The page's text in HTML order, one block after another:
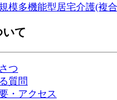
模多機能型居宅介護(複
いて
つ
質問
・アクセス